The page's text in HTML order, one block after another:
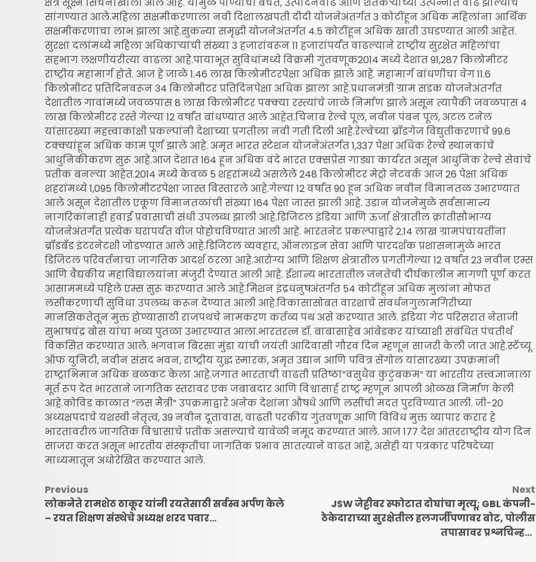
सांगण्यात आले.महिला सक्षमीकरणाला नवी दिशालखपती दीदी योजनेअंतर्गत 3 कोटींहून अधिक महिलांना आर्थिक
सक्षमीकरणाचा लाभ झाला आहे.सुकन्या समृद्धी योजनेअंतर्गत 4.5 कोटींहून अधिक खाती उघडण्यात आली आहेत.
सुरक्षा दलांमध्ये महिला अधिकाऱ्यांची संख्या 3 हजारांवरून 11 हजारांपर्यंत वाढल्याने राष्ट्रीय सुरक्षेत महिलांचा
सहभाग लक्षणीयरीत्या वाढला आहे.पायाभूत सुविधांमध्ये विक्रमी गुंतवणूक2014 मध्ये देशात 91,287 किलोमीटर
राष्ट्रीय महामार्ग होते. आज हे जाळे 1.46 लाख किलोमीटरपेक्षा अधिक झाले आहे. महामार्ग बांधणीचा वेग 11.6
किलोमीटर प्रतिदिनवरून 34 किलोमीटर प्रतिदिनपेक्षा अधिक झाला आहे.प्रधानमंत्री ग्राम सडक योजनेअंतर्गत
देशातील गावांमध्ये जवळपास 8 लाख किलोमीटर पक्क्या रस्त्यांचे जाळे निर्माण झाले असून त्यापैकी जवळपास 4
लाख किलोमीटर रस्ते गेल्या 12 वर्षांत बांधण्यात आले आहेत.चिनाब रेल्वे पूल, नवीन पंबन पूल, अटल टनेल
यांसारख्या महत्त्वाकांक्षी प्रकल्पांनी देशाच्या प्रगतीला नवी गती दिली आहे.रेल्वेच्या ब्रॉडगेज विद्युतीकरणाचे 99.6
टक्क्यांहून अधिक काम पूर्ण झाले आहे. अमृत भारत स्टेशन योजनेअंतर्गत 1,337 पेक्षा अधिक रेल्वे स्थानकांचे
आधुनिकीकरण सुरू आहे.आज देशात 164 हून अधिक वंदे भारत एक्सप्रेस गाड्या कार्यरत असून आधुनिक रेल्वे सेवांचे
प्रतीक बनल्या आहेत.2014 मध्ये केवळ 5 शहरांमध्ये असलेले 248 किलोमीटर मेट्रो नेटवर्क आज 26 पेक्षा अधिक
शहरांमध्ये 1,095 किलोमीटरपेक्षा जास्त विस्तारले आहे.गेल्या 12 वर्षांत 90 हून अधिक नवीन विमानतळ उभारण्यात
आले असून देशातील एकूण विमानतळांची संख्या 164 पेक्षा जास्त झाली आहे. उडान योजनेमुळे सर्वसामान्य
नागरिकांनाही हवाई प्रवासाची संधी उपलब्ध झाली आहे.डिजिटल इंडिया आणि ऊर्जा क्षेत्रातील क्रांतीसौभाग्य
योजनेअंतर्गत प्रत्येक घरापर्यंत वीज पोहोचविण्यात आली आहे. भारतनेट प्रकल्पाद्वारे 2.14 लाख ग्रामपंचायतींना
ब्रॉडबँड इंटरनेटशी जोडण्यात आले आहे.डिजिटल व्यवहार, ऑनलाइन सेवा आणि पारदर्शक प्रशासनामुळे भारत
डिजिटल परिवर्तनाचा जागतिक आदर्श ठरला आहे.आरोग्य आणि शिक्षण क्षेत्रातील प्रगतीगेल्या 12 वर्षांत 23 नवीन एम्स
आणि वैद्यकीय महाविद्यालयांना मंजुरी देण्यात आली आहे. ईशान्य भारतातील जनतेची दीर्घकालीन मागणी पूर्ण करत
आसाममध्ये पहिले एम्स सुरू करण्यात आले आहे.मिशन इंद्रधनुषअंतर्गत 54 कोटींहून अधिक मुलांना मोफत
लसीकरणाची सुविधा उपलब्ध करून देण्यात आली आहे.विकासासोबत वारशाचे संवर्धनगुलामगिरीच्या
मानसिकतेतून मुक्त होण्यासाठी राजपथचे नामकरण कर्तव्य पथ असे करण्यात आले. इंडिया गेट परिसरात नेताजी
सुभाषचंद्र बोस यांचा भव्य पुतळा उभारण्यात आला.भारतरत्न डॉ. बाबासाहेब आंबेडकर यांच्याशी संबंधित पंचतीर्थ
विकसित करण्यात आले. भगवान बिरसा मुंडा यांची जयंती आदिवासी गौरव दिन म्हणून साजरी केली जात आहे.स्टॅच्यू
ऑफ युनिटी, नवीन संसद भवन, राष्ट्रीय युद्ध स्मारक, अमृत उद्यान आणि पवित्र सेंगोल यांसारख्या उपक्रमांनी
राष्ट्राभिमान अधिक बळकट केला आहे.जगात भारताची वाढती प्रतिष्ठा”वसुधैव कुटुंबकम” या भारतीय तत्त्वज्ञानाला
मूर्त रूप देत भारताने जागतिक स्तरावर एक जबाबदार आणि विश्वासार्ह राष्ट्र म्हणून आपली ओळख निर्माण केली
आहे.कोविड काळात “लस मैत्री” उपक्रमाद्वारे अनेक देशांना औषधे आणि लसींची मदत पुरविण्यात आली. जी-20
अध्यक्षपदाचे यशस्वी नेतृत्व, 39 नवीन दूतावास, वाढती परकीय गुंतवणूक आणि विविध मुक्त व्यापार करार हे
भारतावरील जागतिक विश्वासाचे प्रतीक असल्याचे यावेळी नमूद करण्यात आले. आज 177 देश आंतरराष्ट्रीय योग दिन
साजरा करत असून भारतीय संस्कृतीचा जागतिक प्रभाव सातत्याने वाढत आहे, असेही या पत्रकार परिषदेच्या
माध्यमातून अधोरेखित करण्यात आले.
Post
navigation
Previous
लोकनेते रामशेठ ठाकूर यांनी रयतेसाठी सर्वस्व अर्पण केले
– रयत शिक्षण संस्थेचे अध्यक्ष शरद पवार…
Next
JSW जेट्टीवर स्फोटात दोघांचा मृत्यू; GBL कंपनी-
ठेकेदाराच्या सुरक्षेतील हलगर्जीपणावर बोट, पोलीस
तपासावर प्रश्नचिन्ह…